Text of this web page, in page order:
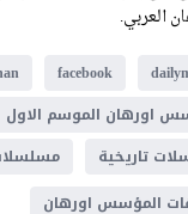
العربي.
facebook
اورهان الموسم الاول
تاريخية
المؤسس اورهان